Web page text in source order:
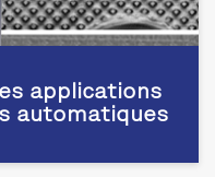
applications
automatiques